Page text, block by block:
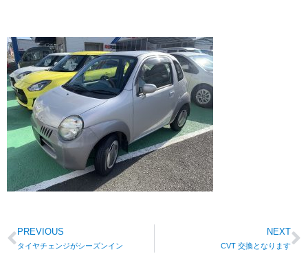
PREVIOUS
タイヤチェンジがシーズンイン
NEXT
CVT 交換となります